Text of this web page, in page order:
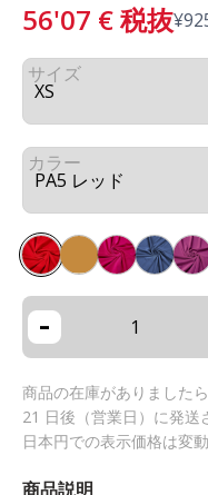
56'07 €税抜¥
サイズ
カラー
-
商品の在庫がありました
21 日後（営業日）に発送
日本円での表示価格は変
商品説明